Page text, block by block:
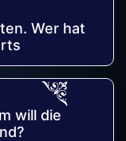
Wer hat
will die